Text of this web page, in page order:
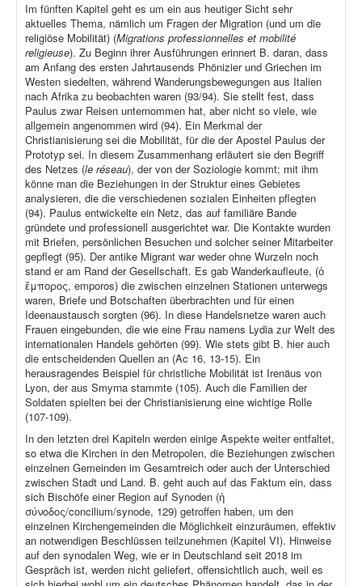
Im fünften Kapitel geht es um ein aus heutiger Sicht sehr
aktuelles Thema, nämlich um Fragen der Migration (und um die
religiöse Mobilität) (Migrations professionnelles et mobilité
religieuse). Zu Beginn ihrer Ausführungen erinnert B. daran, dass
am Anfang des ersten Jahrtausends Phönizier und Griechen im
Westen siedelten, während Wanderungsbewegungen aus Italien
nach Afrika zu beobachten waren (93/94). Sie stellt fest, dass
Paulus zwar Reisen unternommen hat, aber nicht so viele, wie
allgemein angenommen wird (94). Ein Merkmal der
Christianisierung sei die Mobilität, für die der Apostel Paulus der
Prototyp sei. In diesem Zusammenhang erläutert sie den Begriff
des Netzes (le réseau), der von der Soziologie kommt; mit ihm
könne man die Beziehungen in der Struktur eines Gebietes
analysieren, die die verschiedenen sozialen Einheiten pflegten
(94). Paulus entwickelte ein Netz, das auf familiäre Bande
gründete und professionell ausgerichtet war. Die Kontakte wurden
mit Briefen, persönlichen Besuchen und solcher seiner Mitarbeiter
gepflegt (95). Der antike Migrant war weder ohne Wurzeln noch
stand er am Rand der Gesellschaft. Es gab Wanderkaufleute, (ὁ
ἔμπορος, emporos) die zwischen einzelnen Stationen unterwegs
waren, Briefe und Botschaften überbrachten und für einen
Ideenaustausch sorgten (96). In diese Handelsnetze waren auch
Frauen eingebunden, die wie eine Frau namens Lydia zur Welt des
internationalen Handels gehörten (99). Wie stets gibt B. hier auch
die entscheidenden Quellen an (Ac 16, 13-15). Ein
herausragendes Beispiel für christliche Mobilität ist Irenäus von
Lyon, der aus Smyrna stammte (105). Auch die Familien der
Soldaten spielten bei der Christianisierung eine wichtige Rolle
(107-109).
In den letzten drei Kapiteln werden einige Aspekte weiter entfaltet,
so etwa die Kirchen in den Metropolen, die Beziehungen zwischen
einzelnen Gemeinden im Gesamtreich oder auch der Unterschied
zwischen Stadt und Land. B. geht auch auf das Faktum ein, dass
sich Bischöfe einer Region auf Synoden (ἡ
σύνοδος/concilium/synode, 129) getroffen haben, um den
einzelnen Kirchengemeinden die Möglichkeit einzuräumen, effektiv
an notwendigen Beschlüssen teilzunehmen (Kapitel VI). Hinweise
auf den synodalen Weg, wie er in Deutschland seit 2018 im
Gespräch ist, werden nicht geliefert, offensichtlich auch, weil es